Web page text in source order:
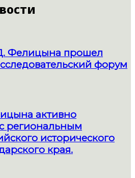
Фелицына прошел
форум
активно
региональным
исторического
края.